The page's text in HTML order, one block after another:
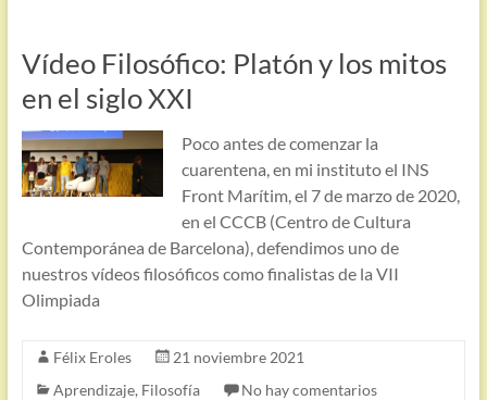
Vídeo Filosófico: Platón y los mitos
en el siglo XXI
Poco antes de comenzar la
cuarentena, en mi instituto el INS
Front Marítim, el 7 de marzo de 2020,
en el CCCB (Centro de Cultura
Contemporánea de Barcelona), defendimos uno de
nuestros vídeos filosóficos como finalistas de la VII
Olimpiada
Félix Eroles
21 noviembre 2021
Aprendizaje, Filosofía
No hay comentarios